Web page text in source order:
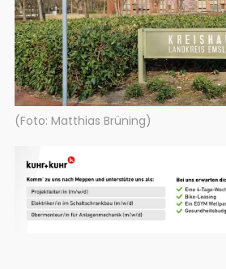
(Foto: Matthias Brüning)